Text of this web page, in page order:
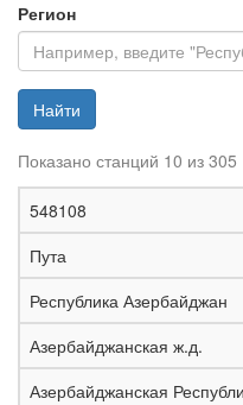
Регион
Найти
Показано станций 10 из 305
Н
а
з
С
е
е
з
н
а
я
д
Р
548108
Пута
Республика Азербайджан
Азербайджанская ж.д.
Азербайджанская